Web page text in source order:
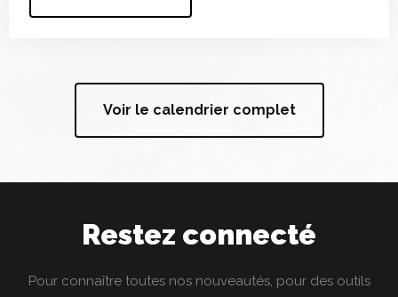
Voir le calendrier complet
Restez connecté
Pour connaître toutes nos nouveautés, pour des outils